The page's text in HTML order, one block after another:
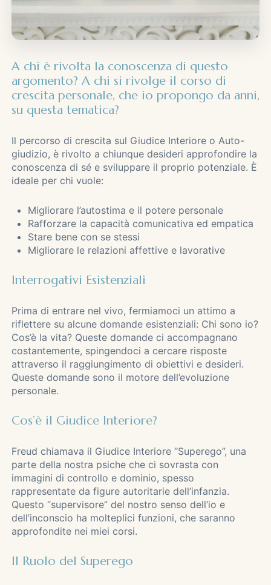
A chi è rivolta la conoscenza di questo
argomento? A chi si rivolge il corso di
crescita personale, che io propongo da anni,
su questa tematica?
Il percorso di crescita sul Giudice Interiore o Auto-
giudizio, è rivolto a chiunque desideri approfondire la
conoscenza di sé e sviluppare il proprio potenziale. È
ideale per chi vuole:
Migliorare l’autostima e il potere personale
Rafforzare la capacità comunicativa ed empatica
Stare bene con se stessi
Migliorare le relazioni affettive e lavorative
Interrogativi Esistenziali
Prima di entrare nel vivo, fermiamoci un attimo a
riflettere su alcune domande esistenziali: Chi sono io?
Cos’è la vita? Queste domande ci accompagnano
costantemente, spingendoci a cercare risposte
attraverso il raggiungimento di obiettivi e desideri.
Queste domande sono il motore dell’evoluzione
personale.
Cos’è il Giudice Interiore?
Freud chiamava il Giudice Interiore “Superego”, una
parte della nostra psiche che ci sovrasta con
immagini di controllo e dominio, spesso
rappresentate da figure autoritarie dell’infanzia.
Questo “supervisore” del nostro senso dell’io e
dell’inconscio ha molteplici funzioni, che saranno
approfondite nei miei corsi.
Il Ruolo del Superego